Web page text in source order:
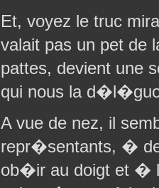
Et, voyez le truc
valait pas un pet de
pattes, devient une
qui nous la
A vue de nez, il
repr�sentants, �
ob�ir au doigt et �